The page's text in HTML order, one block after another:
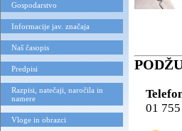
Gospodarstvo
Informacije jav. značaja
Naš časopis
Predpisi
Razpisi, natečaji, naročila in
namere
Vloge in obrazci
01 755